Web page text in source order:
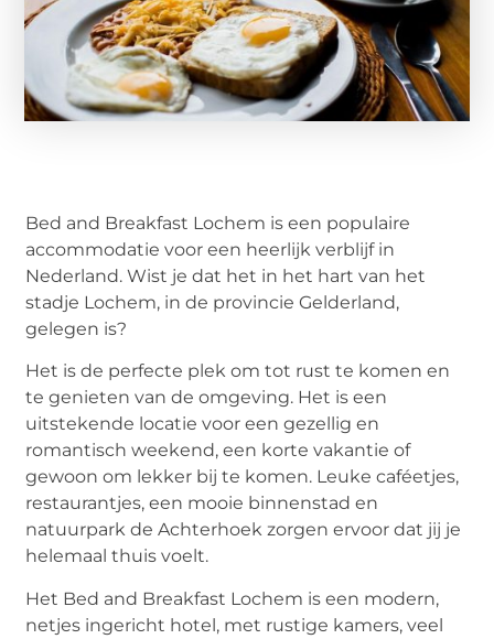
Bed and Breakfast Lochem is een populaire
accommodatie voor een heerlijk verblijf in
Nederland. Wist je dat het in het hart van het
stadje Lochem, in de provincie Gelderland,
gelegen is?
Het is de perfecte plek om tot rust te komen en
te genieten van de omgeving. Het is een
uitstekende locatie voor een gezellig en
romantisch weekend, een korte vakantie of
gewoon om lekker bij te komen. Leuke caféetjes,
restaurantjes, een mooie binnenstad en
natuurpark de Achterhoek zorgen ervoor dat jij je
helemaal thuis voelt.
Het Bed and Breakfast Lochem is een modern,
netjes ingericht hotel, met rustige kamers, veel